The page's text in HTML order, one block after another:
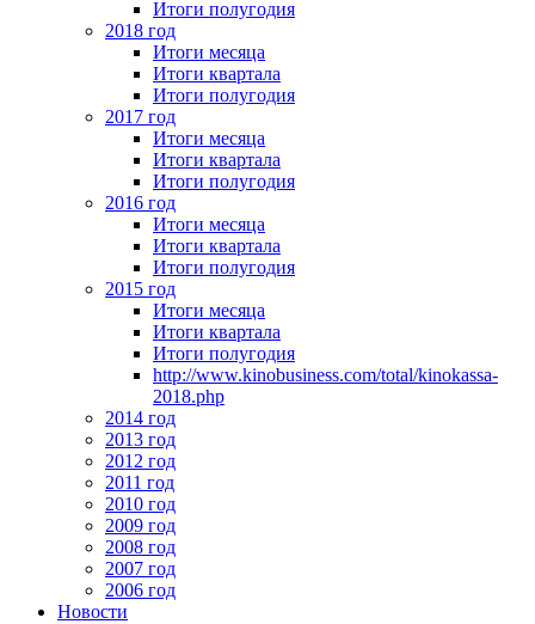
Итоги полугодия
2018 год
Итоги месяца
Итоги квартала
Итоги полугодия
2017 год
Итоги месяца
Итоги квартала
Итоги полугодия
2016 год
Итоги месяца
Итоги квартала
Итоги полугодия
2015 год
Итоги месяца
Итоги квартала
Итоги полугодия
http://www.kinobusiness.com/total/kinokassa-
2018.php
2014 год
2013 год
2012 год
2011 год
2010 год
2009 год
2008 год
2007 год
2006 год
Новости